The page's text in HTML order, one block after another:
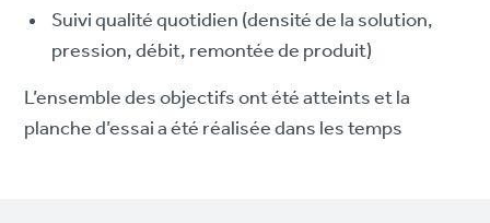
Suivi qualité quotidien (densité de la solution,
pression, débit, remontée de produit)
L’ensemble des objectifs ont été atteints et la
planche d’essai a été réalisée dans les temps